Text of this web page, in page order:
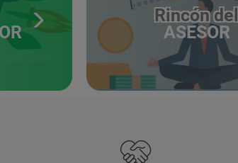
Rincón del
ASESOR